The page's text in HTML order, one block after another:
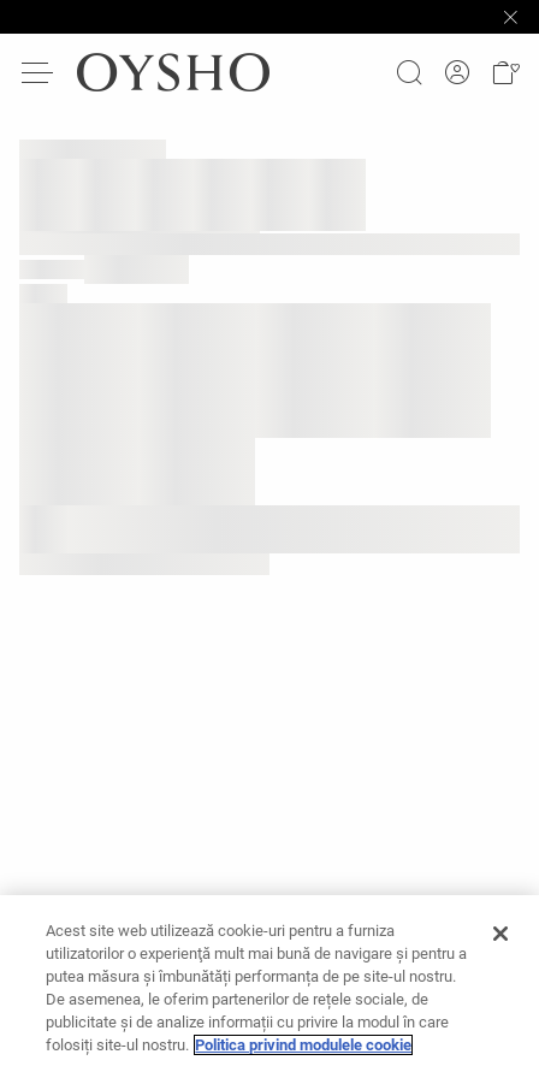
Acest site web utilizează cookie-uri pentru a furniza
utilizatorilor o experienţă mult mai bună de navigare și pentru a
putea măsura și îmbunătăți performanța de pe site-ul nostru.
De asemenea, le oferim partenerilor de rețele sociale, de
publicitate și de analize informații cu privire la modul în care
folosiți site-ul nostru. Politica privind modulele cookie